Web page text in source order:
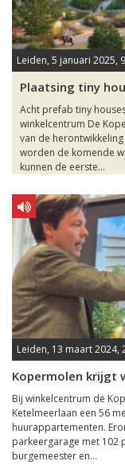
Leiden, 5 januari 2025,
Plaatsing tiny
Acht prefab tiny
winkelcentrum De
van de
worden de komende
kunnen de eerste...
Leiden, 13 maart 2024,
Kopermolen krijgt
Bij winkelcentrum de
Ketelmeerlaan een 56
huurappartementen.
parkeergarage met 102
burgemeester en...